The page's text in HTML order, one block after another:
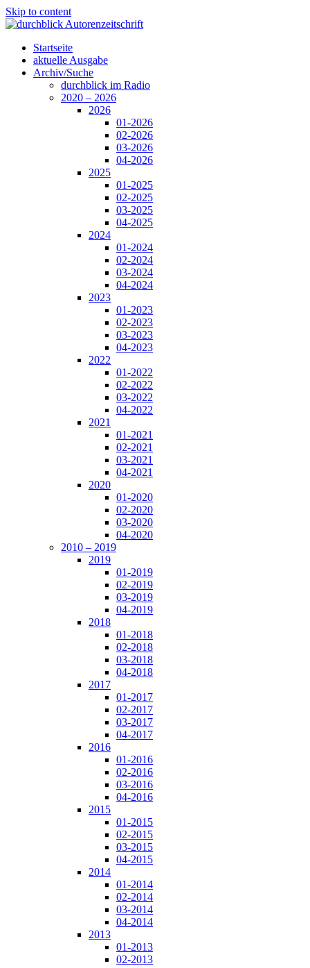
Skip to content
Startseite
aktuelle Ausgabe
Archiv/Suche
durchblick im Radio
2020 – 2026
2026
01-2026
02-2026
03-2026
04-2026
2025
01-2025
02-2025
03-2025
04-2025
2024
01-2024
02-2024
03-2024
04-2024
2023
01-2023
02-2023
03-2023
04-2023
2022
01-2022
02-2022
03-2022
04-2022
2021
01-2021
02-2021
03-2021
04-2021
2020
01-2020
02-2020
03-2020
04-2020
2010 – 2019
2019
01-2019
02-2019
03-2019
04-2019
2018
01-2018
02-2018
03-2018
04-2018
2017
01-2017
02-2017
03-2017
04-2017
2016
01-2016
02-2016
03-2016
04-2016
2015
01-2015
02-2015
03-2015
04-2015
2014
01-2014
02-2014
03-2014
04-2014
2013
01-2013
02-2013